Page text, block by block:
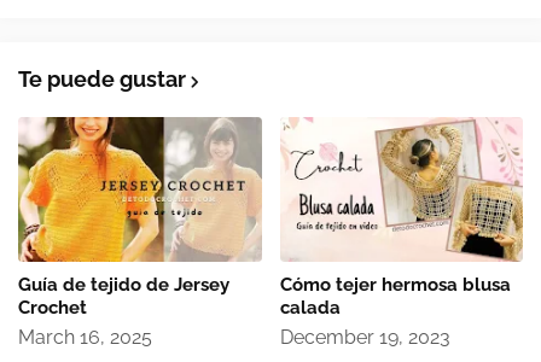
Te puede gustar
Guía de tejido de Jersey
Crochet
March 16, 2025
Cómo tejer hermosa blusa
calada
December 19, 2023